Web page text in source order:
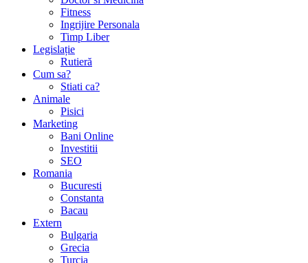
Fitness
Ingrijire Personala
Timp Liber
Legislație
Rutieră
Cum sa?
Stiati ca?
Animale
Pisici
Marketing
Bani Online
Investitii
SEO
Romania
Bucuresti
Constanta
Bacau
Extern
Bulgaria
Grecia
Turcia